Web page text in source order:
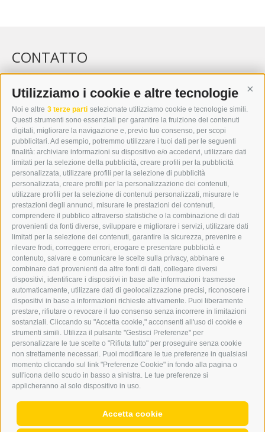
Utilizziamo i cookie e altre tecnologie
Noi e altre 3 terze parti selezionate utilizziamo cookie e tecnologie simili.
Questi strumenti sono essenziali per garantire la fruizione dei contenuti
digitali, migliorare la navigazione e, previo tuo consenso, per scopi
pubblicitari. Ad esempio, potremmo utilizzare i tuoi dati per le seguenti
finalità: archiviare informazioni su dispositivo e/o accedervi, utilizzare dati
limitati per la selezione della pubblicità, creare profili per la pubblicità
personalizzata, utilizzare profili per la selezione di pubblicità
personalizzata, creare profili per la personalizzazione dei contenuti,
utilizzare profili per la selezione di contenuti personalizzati, misurare le
prestazioni degli annunci, misurare le prestazioni dei contenuti,
comprendere il pubblico attraverso statistiche o la combinazione di dati
provenienti da fonti diverse, sviluppare e migliorare i servizi, utilizzare dati
limitati per la selezione dei contenuti, garantire la sicurezza, prevenire e
rilevare frodi, correggere errori, erogare e presentare pubblicità e
contenuto, salvare e comunicare le scelte sulla privacy, abbinare e
combinare dati provenienti da altre fonti di dati, collegare diversi
dispositivi, identificare i dispositivi in base alle informazioni trasmesse
automaticamente, utilizzare dati di geolocalizzazione precisi, riconoscere i
dispositivi in base a informazioni richieste attivamente. Puoi liberamente
prestare, rifiutare o revocare il tuo consenso senza incorrere in limitazioni
sostanziali. Cliccando su "Accetta cookie," acconsenti all'uso di cookie e
strumenti simili. Utilizza il pulsante "Gestisci Preferenze" per
personalizzare le tue scelte o "Rifiuta tutto" per proseguire senza cookie
non strettamente necessari. Puoi modificare le tue preferenze in qualsiasi
momento cliccando sul link "Preferenze Cookie" in fondo alla pagina o
sull'icona dello scudo in basso a sinistra. Le tue preferenze si
applicheranno al solo dispositivo in uso.
Accetta cookie
CONTATTO
WIPP-MEDIA GMBH
DER ERKER
I-39049 VIPITENO
TEL.: +39 0472 766876
GRAFIK@DERERKER.IT
INFO@DERERKER.IT
BARBARA.FONTANA@DERERKER.IT
ERKER
PUBBLICITÀ NELL’ERKER
PUBBLICITÀ ONLINE
ADDEBITO DIRETTO SEPA
REGOLAMENTO COMMENTI
ONLINE VOTING
SERVICE
EVENTI
ANNUNCI
LINK UTILI
METEO
WEBCAM
VIDEO
NECROLOGI